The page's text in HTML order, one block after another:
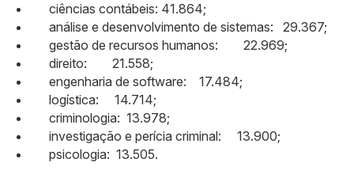
ciências contábeis: 41.864;
análise e desenvolvimento de sistemas: 29.367;
gestão de recursos humanos: 22.969;
direito: 21.558;
engenharia de software: 17.484;
logística: 14.714;
criminologia: 13.978;
investigação e perícia criminal: 13.900;
psicologia: 13.505.